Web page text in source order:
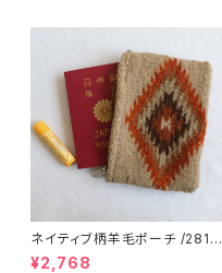
ネイティブ柄羊毛ポーチ /281f/
MEXICO メキシコ
¥2,768